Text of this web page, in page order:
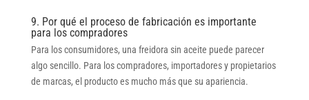
9. Por qué el proceso de fabricación es importante
para los compradores
Para los consumidores, una freidora sin aceite puede parecer
algo sencillo. Para los compradores, importadores y propietarios
de marcas, el producto es mucho más que su apariencia.